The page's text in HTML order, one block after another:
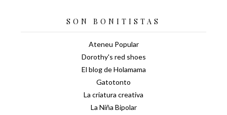
SON BONITISTAS
Ateneu Popular
Dorothy's red shoes
El blog de Holamama
Gatotonto
La criatura creativa
La Niña Bipolar